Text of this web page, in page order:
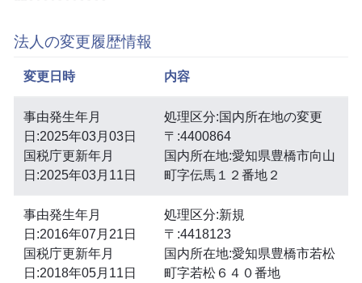
法人の変更履歴情報
変更日時 内容
事由発生年月
日:2025年03月03日
国税庁更新年月
日:2025年03月11日
処理区分:国内所在地の変更
〒:4400864
国内所在地:愛知県豊橋市向山
町字伝馬１２番地２
事由発生年月
日:2016年07月21日
国税庁更新年月
日:2018年05月11日
処理区分:新規
〒:4418123
国内所在地:愛知県豊橋市若松
町字若松６４０番地